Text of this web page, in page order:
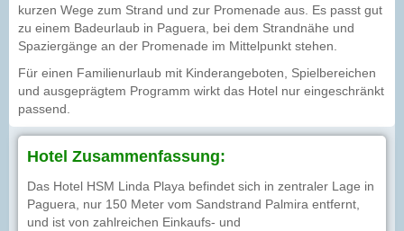
kurzen Wege zum Strand und zur Promenade aus. Es passt gut
zu einem Badeurlaub in Paguera, bei dem Strandnähe und
Spaziergänge an der Promenade im Mittelpunkt stehen.
Für einen Familienurlaub mit Kinderangeboten, Spielbereichen
und ausgeprägtem Programm wirkt das Hotel nur eingeschränkt
passend.
Hotel Zusammenfassung:
Das Hotel HSM Linda Playa befindet sich in zentraler Lage in
Paguera, nur 150 Meter vom Sandstrand Palmira entfernt,
und ist von zahlreichen Einkaufs- und